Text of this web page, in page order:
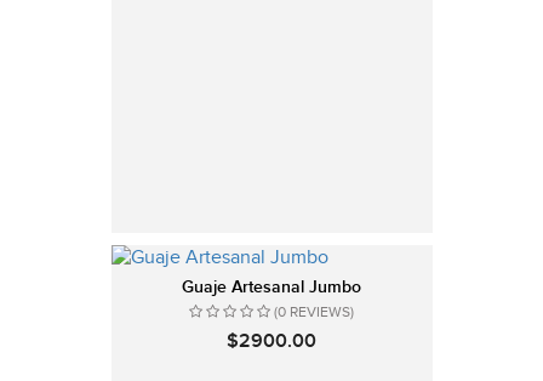
Guaje Artesanal Jumbo
(0 REVIEWS)
$2900.00